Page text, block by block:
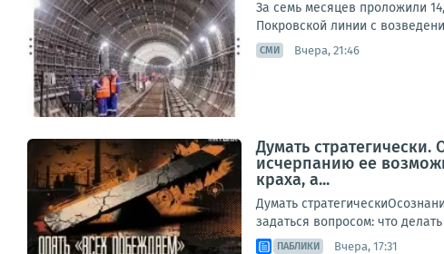
За семь месяцев проложили
Покровской линии с
СМИ Вчера, 21:46
Думать
исчерпанию ее
краха, а...
Думать
задаться вопросом: что
ПАБЛИКИ Вчера, 17:31